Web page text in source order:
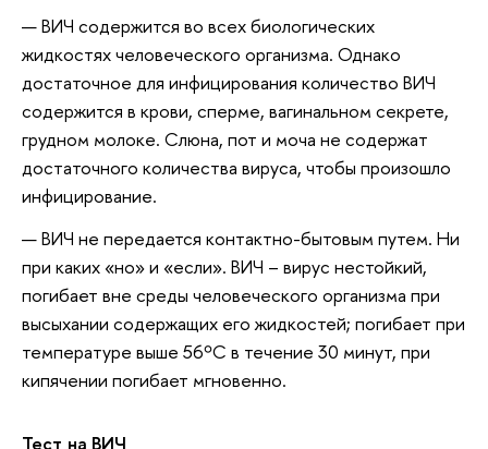
ВИЧ содержится во всех биологических
жидкостях человеческого организма. Однако
достаточное для инфицирования количество ВИЧ
содержится в крови, сперме, вагинальном секрете,
грудном молоке. Слюна, пот и моча не содержат
достаточного количества вируса, чтобы произошло
инфицирование.
ВИЧ не передается контактно-бытовым путем. Ни
при каких «но» и «если». ВИЧ – вирус нестойкий,
погибает вне среды человеческого организма при
высыхании содержащих его жидкостей; погибает при
температуре выше 56ºС в течение 30 минут, при
кипячении погибает мгновенно.
Тест на ВИЧ